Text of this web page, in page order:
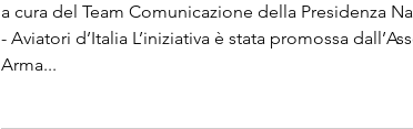
a cura del Team Comunicazione della Presidenza
- Aviatori d’Italia L’iniziativa è stata promossa
Arma...